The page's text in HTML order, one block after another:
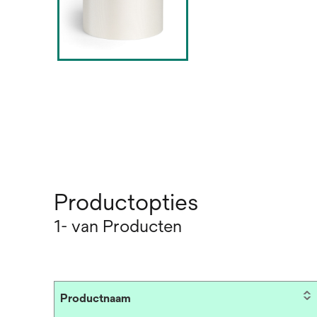
Productopties
1- van Producten
Productnaam